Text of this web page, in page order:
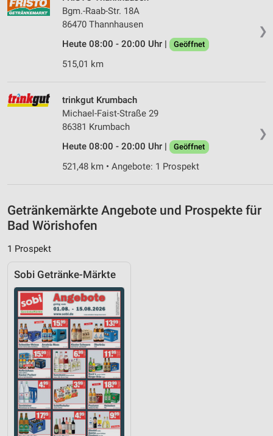
❯
Bgm.-Raab-Str. 18A
86470 Thannhausen
Heute 08:00 - 20:00 Uhr |
Geöffnet
515,01 km
❯
trinkgut Krumbach
Michael-Faist-Straße 29
86381 Krumbach
Heute 08:00 - 20:00 Uhr |
Geöffnet
521,48 km • Angebote: 1 Prospekt
Getränkemärkte Angebote und Prospekte für
Bad Wörishofen
1 Prospekt
Sobi Getränke-Märkte
IAB-Besonderheiten:
Informationen identifizieren
Notwendig
Performance